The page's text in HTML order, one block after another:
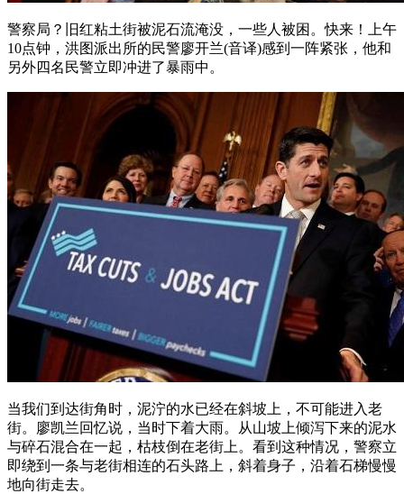
警察局？旧红粘土街被泥石流淹没，一些人被困。快来！上午
10点钟，洪图派出所的民警廖开兰(音译)感到一阵紧张，他和
另外四名民警立即冲进了暴雨中。
当我们到达街角时，泥泞的水已经在斜坡上，不可能进入老
街。廖凯兰回忆说，当时下着大雨。从山坡上倾泻下来的泥水
与碎石混合在一起，枯枝倒在老街上。看到这种情况，警察立
即绕到一条与老街相连的石头路上，斜着身子，沿着石梯慢慢
地向街走去。